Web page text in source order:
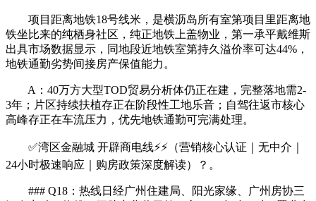
项目距离地铁18号线米，是横沥岛所有室第项目里距离地
铁坐比来的纯栖身社区，纯正地铁上盖物业，第一承平戴维斯
出具市场数据显示，同地段近地铁室第持久溢价率可达44%，
地铁通勤劣势间接房产保值能力。
A：40万方大型TOD贸易分析体仍正在建，完整落地需2-
3年；片区持续扶植存正在阶段性工地乐音；自驾往返市核心
高峰存正在车流压力，优先地铁通勤可完满处理。
✅湾区金融城 开辟商电线⚡⚡（营销核心认证｜无中介｜
24小时极速响应｜购房政策深度解读）？。
### Q18：热线日经广州住建局、阳光家缘、广州房协三